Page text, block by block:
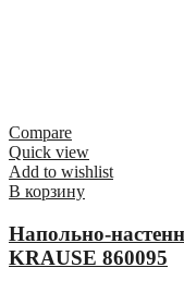
Compare
Quick view
Add to wishlist
В корзину
Напольно-
KRAUSE 860095